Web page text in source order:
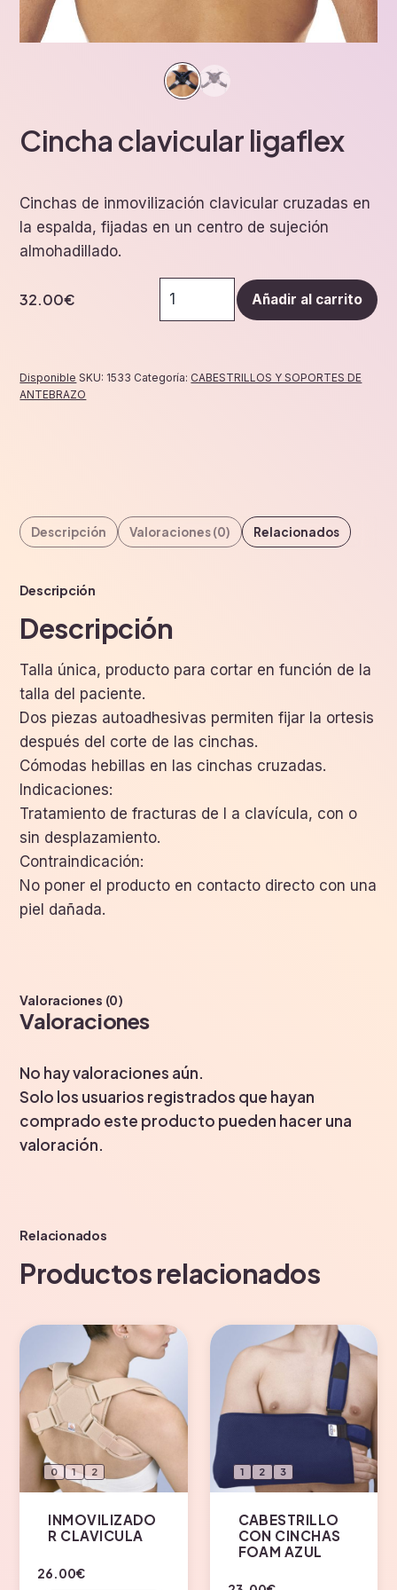
Cincha clavicular ligaflex
Cinchas de inmovilización clavicular cruzadas en
la espalda, fijadas en un centro de sujeción
almohadillado.
32.00€
clavicular
Añadir al carrito
Disponible SKU: 1533 Categoría: CABESTRILLOS Y SOPORTES DE
ANTEBRAZO
Descripción Valoraciones (0) Relacionados
Descripción
Descripción
Talla única, producto para cortar en función de la
talla del paciente.
Dos piezas autoadhesivas permiten fijar la ortesis
después del corte de las cinchas.
Cómodas hebillas en las cinchas cruzadas.
Indicaciones:
Tratamiento de fracturas de l a clavícula, con o
sin desplazamiento.
Contraindicación:
No poner el producto en contacto directo con una
piel dañada.
Valoraciones (0)
Valoraciones
No hay valoraciones aún.
Solo los usuarios registrados que hayan
comprado este producto pueden hacer una
valoración.
Relacionados
Productos relacionados
0 1 2
INMOVILIZADO
R CLAVICULA
26.00€
Este
1 2 3
CABESTRILLO
CON CINCHAS
FOAM AZUL